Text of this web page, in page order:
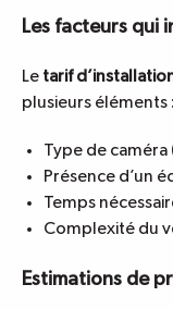
Les facteurs qui
Le tarif
plusieurs éléments :
Type de caméra
Présence d’un
Temps
Complexité du
Estimations de